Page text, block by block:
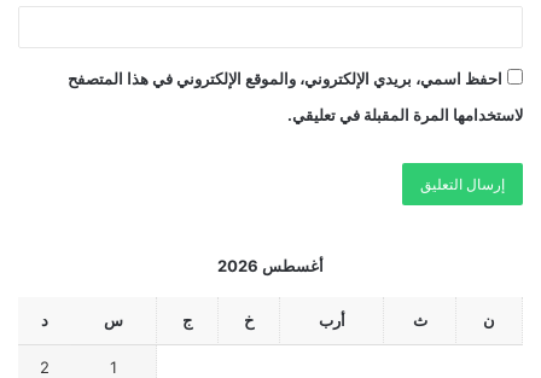
احفظ اسمي، بريدي الإلكتروني، والموقع الإلكتروني في هذا المتصفح
لاستخدامها المرة المقبلة في تعليقي.
أغسطس 2026
ن ث أرب خ ج س د
1
2